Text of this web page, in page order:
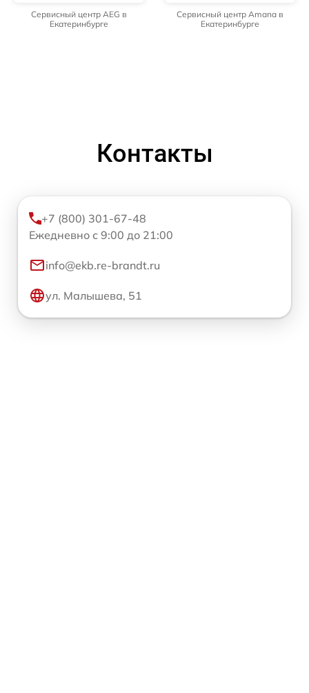
Сервисный центр AEG в
Екатеринбурге
Сервисный центр Amana в
Екатеринбурге
Контакты
+7 (800) 301-67-48
Ежедневно с 9:00 до 21:00
info@ekb.re-brandt.ru
ул. Малышева, 51